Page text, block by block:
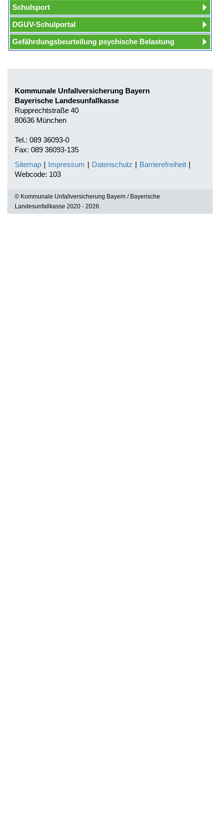
Schulsport
DGUV-Schulportal
Gefährdungsbeurteilung psychische Belastung
Kommunale Unfallversicherung Bayern
Bayerische Landesunfallkasse
Rupprechtstraße 40
80636 München
Tel.: 089 36093-0
Fax: 089 36093-135
Sitemap | Impressum | Datenschutz | Barrierefreiheit |
Webcode: 103
© Kommunale Unfallversicherung Bayern / Bayerische
Landesunfallkasse 2020 - 2026